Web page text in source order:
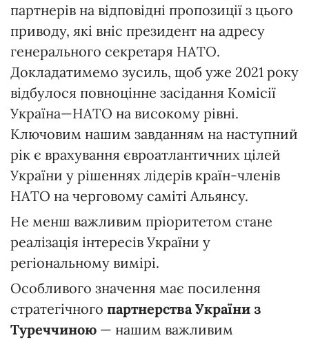
партнерів на відповідні пропозиції з цього
приводу, які вніс президент на адресу
генерального секретаря НАТО.
Докладатимемо зусиль, щоб уже 2021 року
відбулося повноцінне засідання Комісії
Україна—НАТО на високому рівні.
Ключовим нашим завданням на наступний
рік є врахування євроатлантичних цілей
України у рішеннях лідерів країн-членів
НАТО на черговому саміті Альянсу.
Не менш важливим пріоритетом стане
реалізація інтересів України у
регіональному вимірі.
Особливого значення має посилення
стратегічного партнерства України з
Туреччиною — нашим важливим